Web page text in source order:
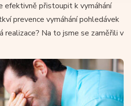
efektivně přistoupit k vymáhání
prevence vymáhání pohledávek
realizace? Na to jsme se zaměřili v